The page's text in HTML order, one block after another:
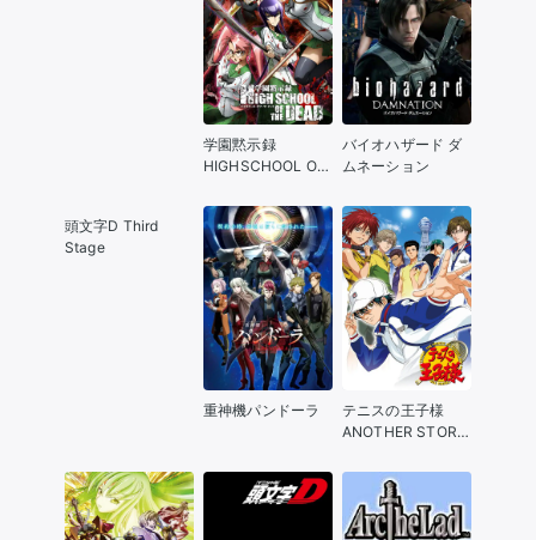
学園黙示録
HIGHSCHOOL OF
バイオハザード ダ
ムネーション
頭文字D Third
Stage
重神機パンドーラ
テニスの王子様
ANOTHER STORY
ッセージ